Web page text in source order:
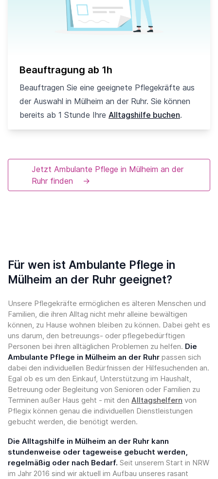
Beauftragung ab 1h
Beauftragen Sie eine geeignete Pflegekräfte aus
der Auswahl in Mülheim an der Ruhr. Sie können
bereits ab 1 Stunde Ihre Alltagshilfe buchen.
Jetzt Ambulante Pflege in Mülheim an der
Ruhr finden
→
Für wen ist Ambulante Pflege in
Mülheim an der Ruhr geeignet?
Unsere Pflegekräfte ermöglichen es älteren Menschen und
Familien, die ihren Alltag nicht mehr alleine bewältigen
können, zu Hause wohnen bleiben zu können. Dabei geht es
uns darum, den betreuungs- oder pflegebedürftigen
Personen bei ihren alltäglichen Problemen zu helfen. Die
Ambulante Pflege in Mülheim an der Ruhr passen sich
dabei den individuellen Bedürfnissen der Hilfesuchenden an.
Egal ob es um den Einkauf, Unterstützung im Haushalt,
Betreuung oder Begleitung von Senioren oder Familien zu
Terminen außer Haus geht - mit den Alltagshelfern von
Pflegix können genau die individuellen Dienstleistungen
gebucht werden, die benötigt werden.
Die Alltagshilfe in Mülheim an der Ruhr kann
stundenweise oder tageweise gebucht werden,
regelmäßig oder nach Bedarf. Seit unserem Start in NRW
im Jahr 2016 sind wir aktuell im Aufbau unseres rasant